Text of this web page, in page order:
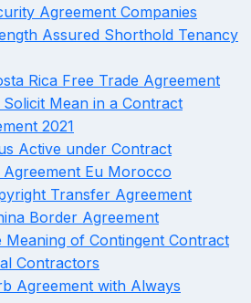
Agreement Companies
Assured Shorthold Tenancy
Rica Free Trade Agreement
Mean in a Contract
2021
Active under Contract
Agreement Eu Morocco
Transfer Agreement
Border Agreement
Meaning of Contingent Contract
Contractors
Agreement with Always